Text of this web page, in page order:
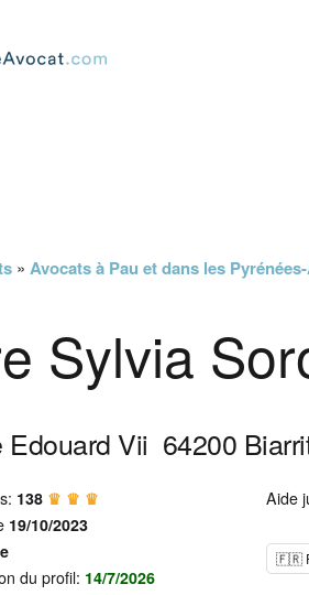
» Avocats à Pau et dans les
Sylvia
Vii 64200
138 ♛ ♛ ♛
19/10/2023
du profil: 14/7/2026
Aide
🇫🇷